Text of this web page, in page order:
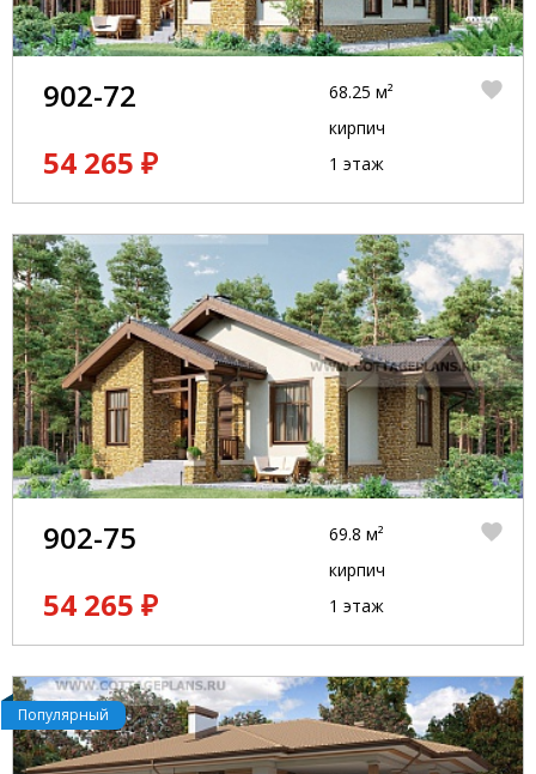
902-72
54 265 ₽
68.25 м²
кирпич
1 этаж
902-75
54 265 ₽
69.8 м²
кирпич
1 этаж
Популярный